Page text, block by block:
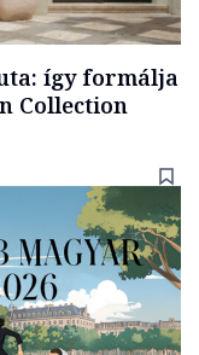
így formálja
Collection